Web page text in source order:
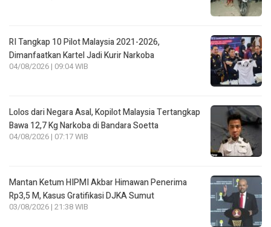
RI Tangkap 10 Pilot Malaysia 2021-2026,
Dimanfaatkan Kartel Jadi Kurir Narkoba
04/08/2026 | 09:04 WIB
Lolos dari Negara Asal, Kopilot Malaysia Tertangkap
Bawa 12,7 Kg Narkoba di Bandara Soetta
04/08/2026 | 07:17 WIB
Mantan Ketum HIPMI Akbar Himawan Penerima
Rp3,5 M, Kasus Gratifikasi DJKA Sumut
03/08/2026 | 21:38 WIB